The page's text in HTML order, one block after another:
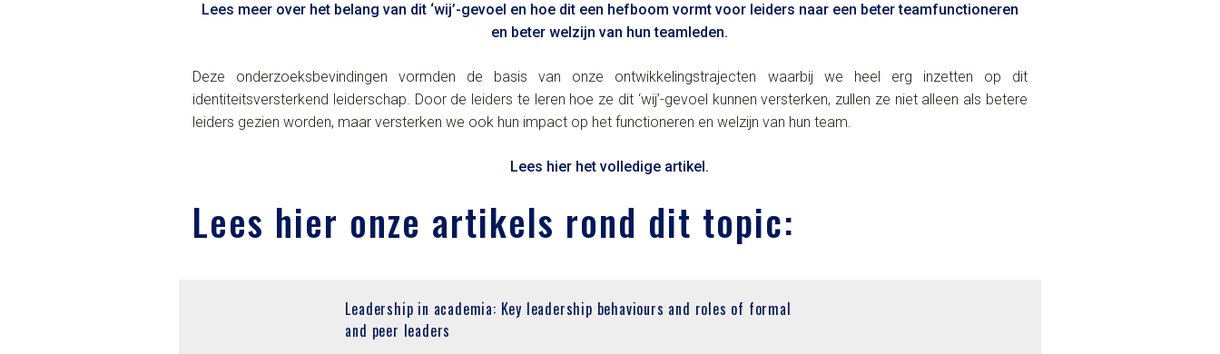
Lees meer over het belang van dit ‘wij’-gevoel en hoe dit een hefboom vormt voor leiders naar een beter teamfunctioneren
en beter welzijn van hun teamleden.
Deze onderzoeksbevindingen vormden de basis van onze ontwikkelingstrajecten waarbij we heel erg inzetten op dit
identiteitsversterkend leiderschap. Door de leiders te leren hoe ze dit ‘wij’-gevoel kunnen versterken, zullen ze niet alleen als betere
leiders gezien worden, maar versterken we ook hun impact op het functioneren en welzijn van hun team.
Lees hier het volledige artikel.
Lees hier onze artikels rond dit topic:
Leadership in academia: Key leadership behaviours and roles of formal
and peer leaders